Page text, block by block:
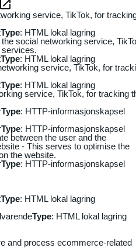
service, TikTok, for
Type: HTML lokal lagring
social networking service,
services.
Type: HTML lokal lagring
service, TikTok, for
Type: HTML lokal lagring
service, TikTok, for tracking
Type: HTTP-informasjonskapsel
Type: HTTP-informasjonskapsel
between the user and the
- This serves to optimise the
the website.
Type: HTTP-informasjonskapsel
Type: HTML lokal lagring
Type: HTML lokal lagring
and process ecommerce-related